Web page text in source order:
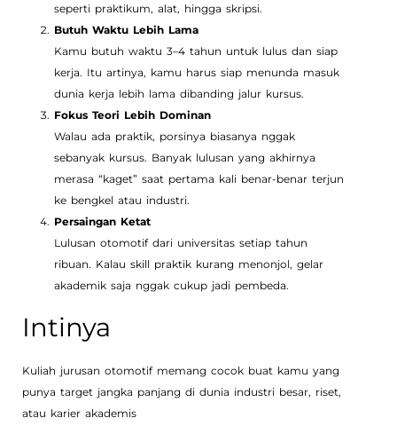
seperti praktikum, alat, hingga skripsi.
Butuh Waktu Lebih Lama
Kamu butuh waktu 3–4 tahun untuk lulus dan siap
kerja. Itu artinya, kamu harus siap menunda masuk
dunia kerja lebih lama dibanding jalur kursus.
Fokus Teori Lebih Dominan
Walau ada praktik, porsinya biasanya nggak
sebanyak kursus. Banyak lulusan yang akhirnya
merasa “kaget” saat pertama kali benar-benar terjun
ke bengkel atau industri.
Persaingan Ketat
Lulusan otomotif dari universitas setiap tahun
ribuan. Kalau skill praktik kurang menonjol, gelar
akademik saja nggak cukup jadi pembeda.
Intinya
Kuliah jurusan otomotif memang cocok buat kamu yang
punya target jangka panjang di dunia industri besar, riset,
atau karier akademis